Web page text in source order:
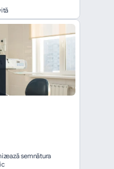
semnătura